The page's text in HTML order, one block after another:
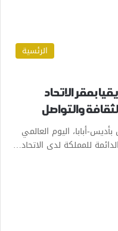
الرئسية
بمقر الاتحاد
والتواصل
أبابا، اليوم العالمي
للمملكة لدى الاتحاد…